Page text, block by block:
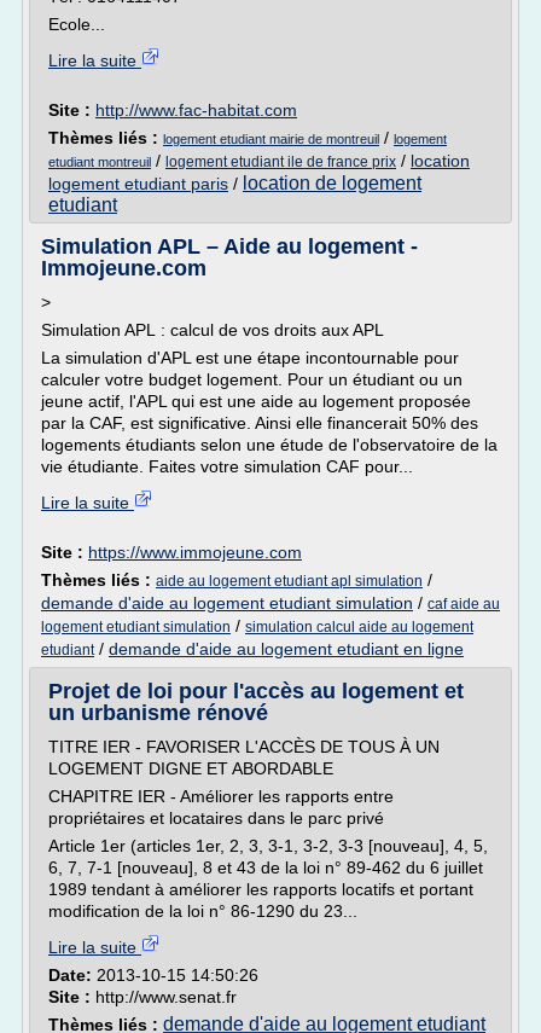
Ecole...
Lire la suite
Site : http://www.fac-habitat.com
Thèmes liés : logement etudiant mairie de montreuil / logement
etudiant montreuil / logement etudiant ile de france prix / location
logement etudiant paris / location de logement
etudiant
Simulation APL – Aide au logement -
Immojeune.com
>
Simulation APL : calcul de vos droits aux APL
La simulation d'APL est une étape incontournable pour
calculer votre budget logement. Pour un étudiant ou un
jeune actif, l'APL qui est une aide au logement proposée
par la CAF, est significative. Ainsi elle financerait 50% des
logements étudiants selon une étude de l'observatoire de la
vie étudiante. Faites votre simulation CAF pour...
Lire la suite
Site : https://www.immojeune.com
Thèmes liés : aide au logement etudiant apl simulation /
demande d'aide au logement etudiant simulation / caf aide au
logement etudiant simulation / simulation calcul aide au logement
etudiant/ demande d'aide au logement etudiant en ligne
Projet de loi pour l'accès au logement et
un urbanisme rénové
TITRE IER - FAVORISER L'ACCÈS DE TOUS À UN
LOGEMENT DIGNE ET ABORDABLE
CHAPITRE IER - Améliorer les rapports entre
propriétaires et locataires dans le parc privé
Article 1er (articles 1er, 2, 3, 3-1, 3-2, 3-3 [nouveau], 4, 5,
6, 7, 7-1 [nouveau], 8 et 43 de la loi n° 89-462 du 6 juillet
1989 tendant à améliorer les rapports locatifs et portant
modification de la loi n° 86-1290 du 23...
Lire la suite
Date: 2013-10-15 14:50:26
Site : http://www.senat.fr
Thèmes liés : demande d'aide au logement etudiant